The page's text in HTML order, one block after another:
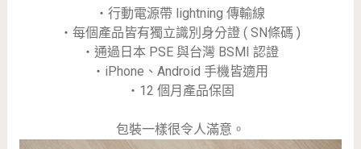
・行動電源帶 lightning 傳輸線
・每個產品皆有獨立識別身分證 ( SN條碼 )
・通過日本 PSE 與台灣 BSMI 認證
・iPhone、Android 手機皆適用
・12 個月產品保固
包裝一樣很令人滿意。